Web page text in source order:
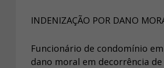
INDENIZAÇÃO POR DANO
Funcionário de condomínio
dano moral em decorrência